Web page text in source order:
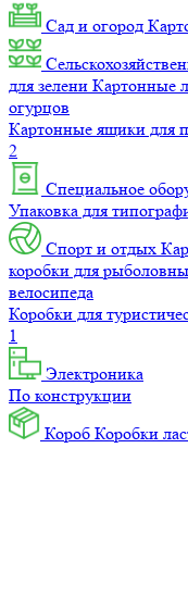
Сад и огород
для зелени Картонные
огурцов
Картонные ящики для
2
Специальное
Упаковка для
Спорт и отдых
коробки для
велосипеда
Коробки для
1
Электроника
По конструкции
Короб Коробки